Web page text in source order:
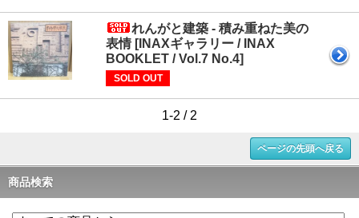
れんがと建築 - 積み重ねた美の
表情 [INAXギャラリー / INAX
BOOKLET / Vol.7 No.4]
SOLD OUT
1-2 / 2
ページの先頭へ戻る
商品検索